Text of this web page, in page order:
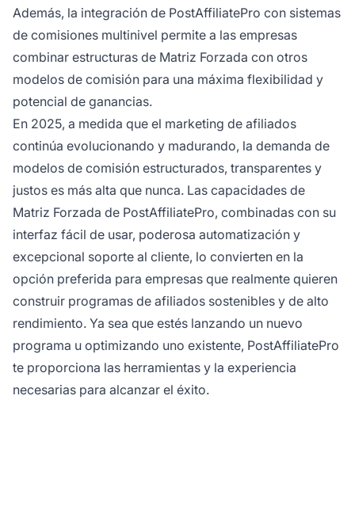
Además, la integración de PostAffiliatePro con sistemas
de comisiones multinivel permite a las empresas
combinar estructuras de Matriz Forzada con otros
modelos de comisión para una máxima flexibilidad y
potencial de ganancias.
En 2025, a medida que el marketing de afiliados
continúa evolucionando y madurando, la demanda de
modelos de comisión estructurados, transparentes y
justos es más alta que nunca. Las capacidades de
Matriz Forzada de PostAffiliatePro, combinadas con su
interfaz fácil de usar, poderosa automatización y
excepcional soporte al cliente, lo convierten en la
opción preferida para empresas que realmente quieren
construir programas de afiliados sostenibles y de alto
rendimiento. Ya sea que estés lanzando un nuevo
programa u optimizando uno existente, PostAffiliatePro
te proporciona las herramientas y la experiencia
necesarias para alcanzar el éxito.